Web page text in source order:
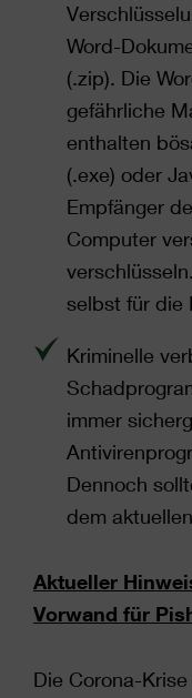
Word-
(.zip). Die
gefährliche
enthalten
(.exe) oder
Empfänger
Computer
selbst für die
Kriminelle
immer
Dennoch
dem
Aktueller
Vorwand für
Die Corona-